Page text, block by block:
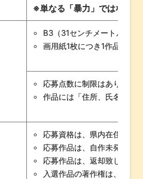
※単なる「暴力」ではなく
B3（31センチメートル×36
画用紙1枚につき1作品
応募点数に制限はありませ
作品には「住所、氏名（ふ
応募資格は、県内在住者の
応募作品は、自作未発表作
応募作品は、返却致しませ
入選作品の著作権は、主催